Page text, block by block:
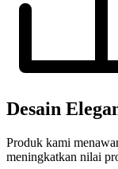
Desain
Produk kami
meningkatkan nilai